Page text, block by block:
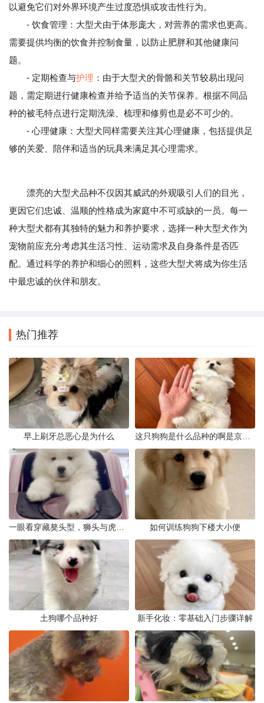
以避免它们对外界环境产生过度恐惧或攻击性行为。
- 饮食管理：大型犬由于体形庞大，对营养的需求也更高。
需要提供均衡的饮食并控制食量，以防止肥胖和其他健康问
题。
- 定期检查与护理 ：由于大型犬的骨骼和关节较易出现问
题，需定期进行健康检查并给予适当的关节保养。根据不同品
种的被毛特点进行定期洗澡、梳理和修剪也是必不可少的。
- 心理健康：大型犬同样需要关注其心理健康，包括提供足
够的关爱、陪伴和适当的玩具来满足其心理需求。
漂亮的大型犬品种不仅因其威武的外观吸引人们的目光，
更因它们忠诚、温顺的性格成为家庭中不可或缺的一员。每一
种大型犬都有其独特的魅力和养护要求，选择一种大型犬作为
宠物前应充分考虑其生活习性、运动需求及自身条件是否匹
配。通过科学的养护和细心的照料，这些大型犬将成为你生活
中最忠诚的伙伴和朋友。
热门推荐
早上刷牙总恶心是为什么
如何训练狗狗下楼大小便
土狗哪个品种好 新手化妆：零基础入门步骤详解